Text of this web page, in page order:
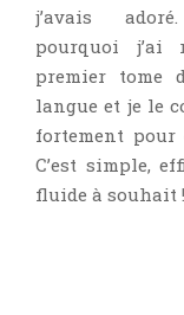
Sociologie
Surnaturel
Tag
Témoignage
Théâtre
j’avais
pourquoi j’ai
premier tome
langue et je le
fortement pour
C’est simple,
fluide à souhait !